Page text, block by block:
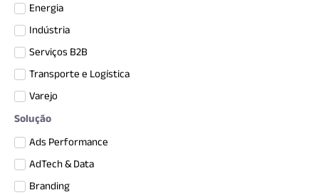
Energia
Indústria
Serviços B2B
Transporte e Logística
Varejo
Solução
Ads Performance
AdTech & Data
Branding